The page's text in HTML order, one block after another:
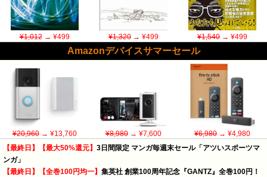
¥1,012→ ¥499 ¥1,320→ ¥499 ¥1,540→ ¥499
Amazonデバイスサマーセール
¥20,960→ ¥13,760 ¥8,980→ ¥7,600 ¥6,980→ ¥4,980
【最終日】【最大50%還元】 3日間限定 マンガ毎週末セール「アツいスポーツマ
ンガ」
【最終日】【全巻100円均一】 集英社 創業100周年記念『GANTZ』全巻100円！